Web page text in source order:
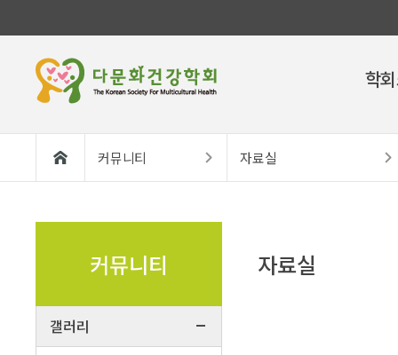
학
커뮤니티 자료실
커뮤니티
갤러리
자료실